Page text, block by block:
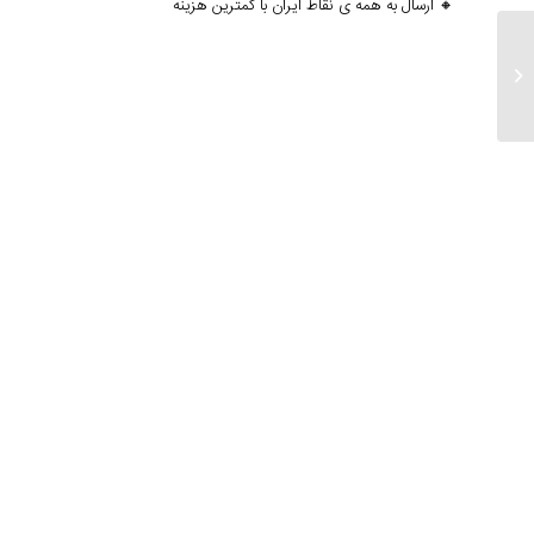
🔸 ارسال به همه ی نقاط ایران با کمترین هزینه